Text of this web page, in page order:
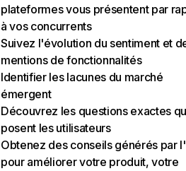
plateformes vous présentent par
à vos concurrents
Suivez l'évolution du sentiment et
mentions de fonctionnalités
Identifier les lacunes du marché
émergent
Découvrez les questions exactes
posent les utilisateurs
Obtenez des conseils générés par
pour améliorer votre produit, votre